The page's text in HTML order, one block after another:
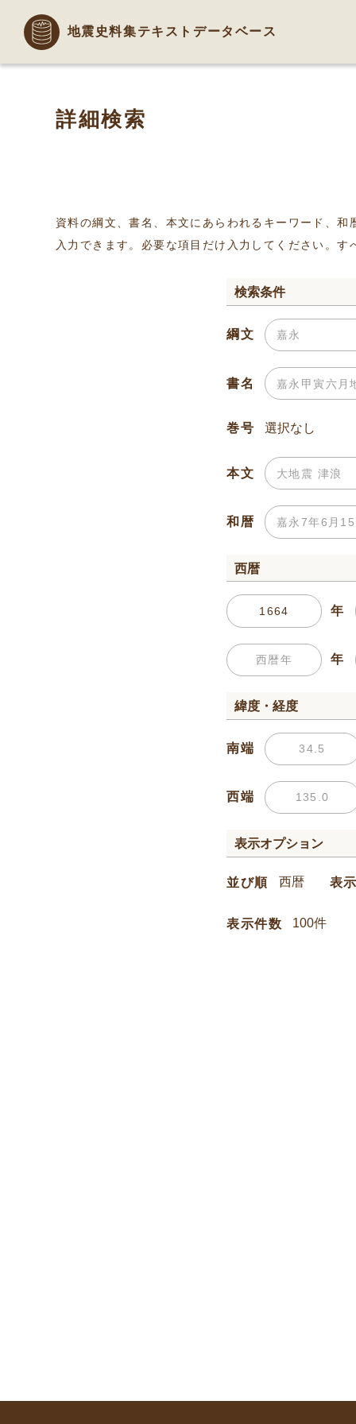
地震史料集テキストデータベース
詳細検索
資料の綱文、書名、本文にあらわれるキーワード、
入力できます。必要な項目だけ入力してください。
検索条件
綱文
書名
巻号
本文
和暦
西暦
年
年
緯度・経度
南端
西端
表示オプション
並び順 表
表示件数